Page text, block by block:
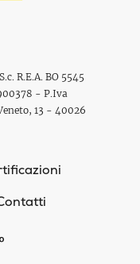
R.E.A. BO 5545
- P.Iva
13 - 40026